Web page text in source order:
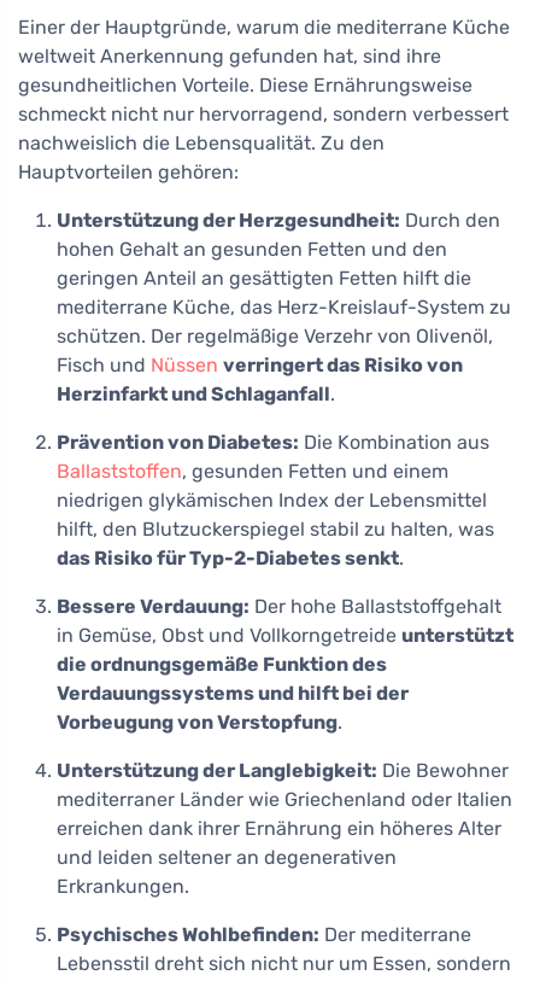
Einer der Hauptgründe, warum die mediterrane Küche
weltweit Anerkennung gefunden hat, sind ihre
gesundheitlichen Vorteile. Diese Ernährungsweise
schmeckt nicht nur hervorragend, sondern verbessert
nachweislich die Lebensqualität. Zu den
Hauptvorteilen gehören:
Unterstützung der Herzgesundheit: Durch den
hohen Gehalt an gesunden Fetten und den
geringen Anteil an gesättigten Fetten hilft die
mediterrane Küche, das Herz-Kreislauf-System zu
schützen. Der regelmäßige Verzehr von Olivenöl,
Fisch und Nüssen verringert das Risiko von
Herzinfarkt und Schlaganfall.
Prävention von Diabetes: Die Kombination aus
Ballaststoffen, gesunden Fetten und einem
niedrigen glykämischen Index der Lebensmittel
hilft, den Blutzuckerspiegel stabil zu halten, was
das Risiko für Typ-2-Diabetes senkt.
Bessere Verdauung: Der hohe Ballaststoffgehalt
in Gemüse, Obst und Vollkorngetreide unterstützt
die ordnungsgemäße Funktion des
Verdauungssystems und hilft bei der
Vorbeugung von Verstopfung.
Unterstützung der Langlebigkeit: Die Bewohner
mediterraner Länder wie Griechenland oder Italien
erreichen dank ihrer Ernährung ein höheres Alter
und leiden seltener an degenerativen
Erkrankungen.
Psychisches Wohlbefinden: Der mediterrane
Lebensstil dreht sich nicht nur um Essen, sondern